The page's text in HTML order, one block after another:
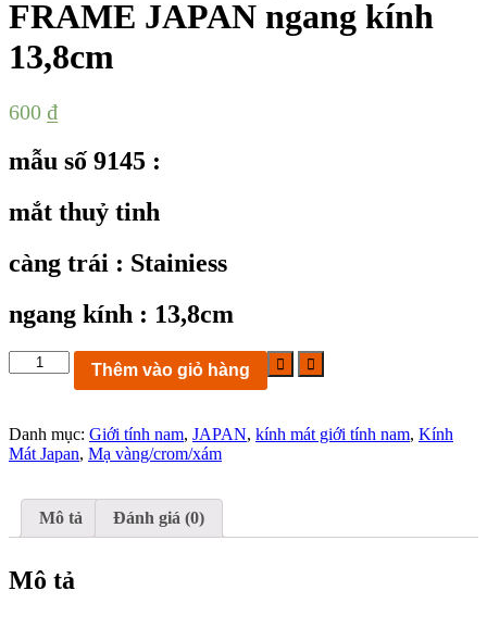
FRAME JAPAN ngang kính
13,8cm
600 ₫
mẫu số 9145 :
mắt thuỷ tinh
càng trái : Stainiess
ngang kính : 13,8cm
KC9145:
kính
mạ
Crom
thuỷ
FRAME
ngang
kính
Thêm vào giỏ hàng
Danh mục: Giới tính nam, JAPAN, kính mát giới tính nam, Kính
Mát Japan, Mạ vàng/crom/xám
Mô tả Đánh giá (0)
Mô tả